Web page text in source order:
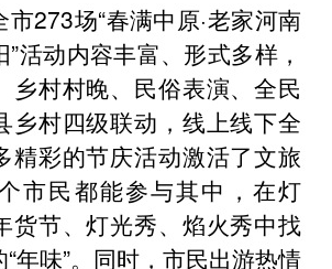
市273场“春满中原·老家河南
活动内容丰富、形式多样，
乡村村晚、民俗表演、全民
乡村四级联动，线上线下全
精彩的节庆活动激活了文旅
市民都能参与其中，在灯
货节、灯光秀、焰火秀中找
年味”。同时，市民出游热情